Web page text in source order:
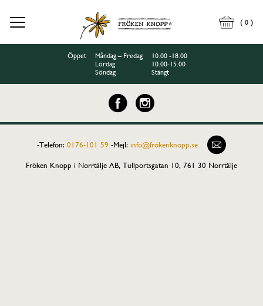
( 0 )
Öppet Måndag – Fredag
10.00 -18.00
Lördag
10.00-15.00
Söndag
Stängt
Fröken Knopp i Norrtälje AB, Tullportsgatan 10, 761 30 Norrtälje
-Telefon:0176-101 59 -Mejl:info@frokenknopp.se